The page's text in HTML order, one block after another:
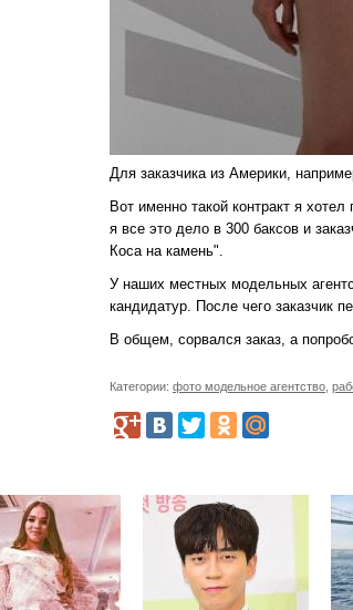
Для заказчика из Америки,
Вот именно такой контракт я
я все это дело в 300 баксов и
Коса на камень".
У наших местных модельных
кандидатур. После чего заказчик
В общем, сорвался заказ, а
Категории: фото модельное агентство